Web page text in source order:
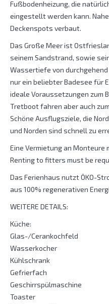
Fußbodenheizung, die
eingestellt werden kann.
Deckenspots verbaut.
Das Große Meer ist
seinem Sandstrand, sowie
Wassertiefe von
nur ein beliebter Badesee für
ideale Voraussetzungen zum
Tretboot fahren aber auch
Schöne Ausflugsziele, die
und Norden sind schnell zu
Eine Vermietung an
Renting to fitters must be
Das Ferienhaus nutzt ÖKO-
aus 100% regenerativen
WEITERE DETAILS:
Küche:
Glas-/Cerankochfeld
Wasserkocher
Kühlschrank
Gefrierfach
Geschirrspülmaschine
Toaster